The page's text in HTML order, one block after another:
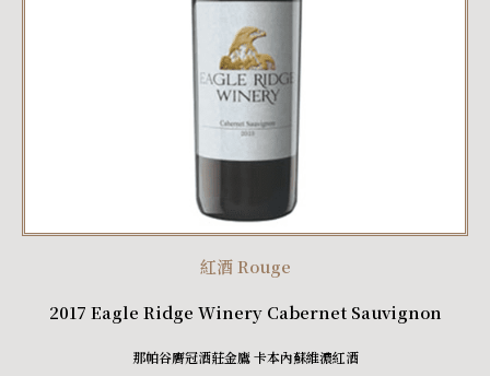
紅酒 Rouge
2017 Eagle Ridge Winery Cabernet Sauvignon
那帕谷膺冠酒莊金鷹 卡本內蘇維濃紅酒